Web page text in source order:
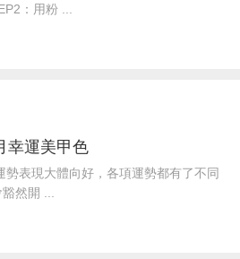
：用粉 ...
幸運美甲色
勢表現大體向好，各項運勢都有了不同
然開 ...